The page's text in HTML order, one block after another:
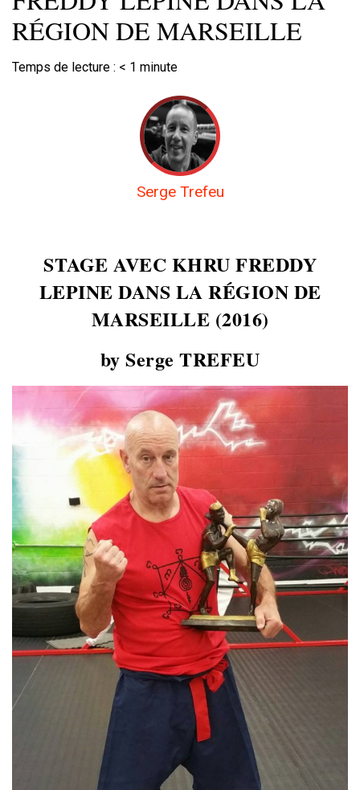
RÉGION DE MARSEILLE
Temps de lecture : < 1 minute
Serge Trefeu
STAGE AVEC KHRU FREDDY
LEPINE DANS LA RÉGION DE
MARSEILLE (2016)
by Serge TREFEU